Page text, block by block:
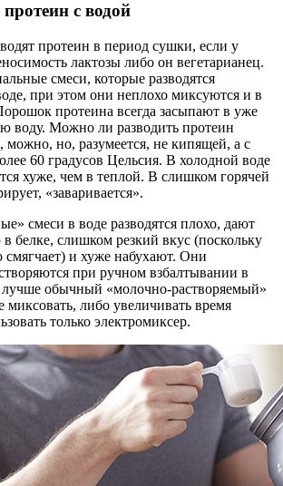
с водой
протеин в период сушки, если у
лактозы либо он вегетарианец.
смеси, которые разводятся
при этом они неплохо миксуются и в
протеина всегда засыпают в уже
воду. Можно ли разводить протеин
можно, но, разумеется, не кипящей, а с
60 градусов Цельсия. В холодной воде
хуже, чем в теплой. В слишком горячей
«заваривается».
смеси в воде разводятся плохо, дают
белке, слишком резкий вкус (поскольку
смягчает) и хуже набухают. Они
при ручном взбалтывании в
обычный «молочно-растворяемый»
миксовать, либо увеличивать время
только электромиксер.